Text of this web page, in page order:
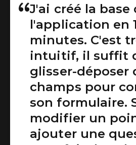
Sans doute la
des
métiers,
paramétrable et
s'utilise
de nombreux
J'ai créé la base
l'application en
minutes. C'est
intuitif, il suffit
glisser-déposer
champs pour
son formulaire.
modifier un
ajouter une